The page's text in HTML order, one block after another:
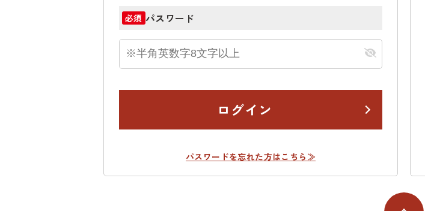
必須 パスワード
ログイン
パスワードを忘れた方はこちら≫